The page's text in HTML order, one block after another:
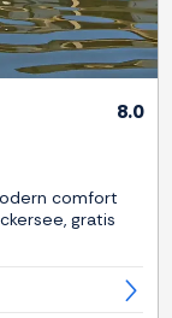
8.0
comfort
gratis